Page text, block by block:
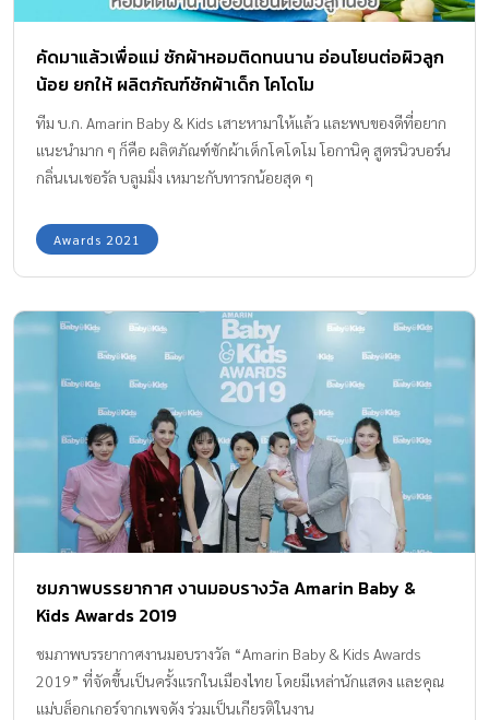
คัดมาแล้วเพื่อแม่ ซักผ้าหอมติดทนนาน อ่อนโยนต่อผิวลูก
น้อย ยกให้ ผลิตภัณฑ์ซักผ้าเด็ก โคโดโม
ทีม บ.ก. Amarin Baby & Kids เสาะหามาให้แล้ว และพบของดีที่อยาก
แนะนำมาก ๆ ก็คือ ผลิตภัณฑ์ซักผ้าเด็กโคโดโม โอกานิคุ สูตรนิวบอร์น
กลิ่นเนเชอรัล บลูมมิ่ง เหมาะกับทารกน้อยสุด ๆ
Awards 2021
ชมภาพบรรยากาศ งานมอบรางวัล Amarin Baby &
Kids Awards 2019
ชมภาพบรรยากาศงานมอบรางวัล “Amarin Baby & Kids Awards
2019” ที่จัดขึ้นเป็นครั้งแรกในเมืองไทย โดยมีเหล่านักแสดง และคุณ
แม่บล็อกเกอร์จากเพจดัง ร่วมเป็นเกียรติในงาน